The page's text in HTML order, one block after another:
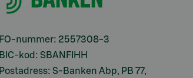
FO-nummer: 2557308-3
BIC-kod: SBANFIHH
Postadress: S-Banken Abp, PB 77,